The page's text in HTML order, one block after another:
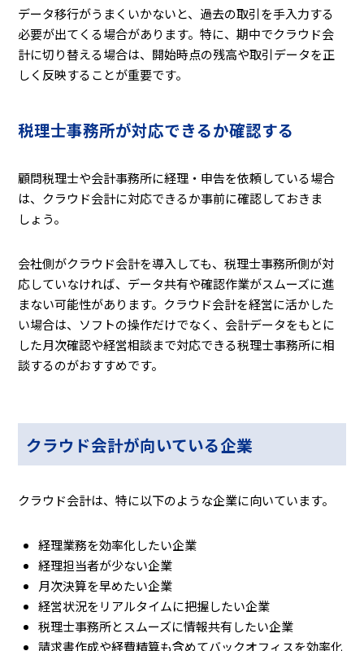
データ移行がうまくいかないと、過去の取引を手入力する
必要が出てくる場合があります。特に、期中でクラウド会
計に切り替える場合は、開始時点の残高や取引データを正
しく反映することが重要です。
税理士事務所が対応できるか確認する
顧問税理士や会計事務所に経理・申告を依頼している場合
は、クラウド会計に対応できるか事前に確認しておきま
しょう。
会社側がクラウド会計を導入しても、税理士事務所側が対
応していなければ、データ共有や確認作業がスムーズに進
まない可能性があります。クラウド会計を経営に活かした
い場合は、ソフトの操作だけでなく、会計データをもとに
した月次確認や経営相談まで対応できる税理士事務所に相
談するのがおすすめです。
クラウド会計が向いている企業
クラウド会計は、特に以下のような企業に向いています。
経理業務を効率化したい企業
経理担当者が少ない企業
月次決算を早めたい企業
経営状況をリアルタイムに把握したい企業
税理士事務所とスムーズに情報共有したい企業
請求書作成や経費精算も含めてバックオフィスを効率化